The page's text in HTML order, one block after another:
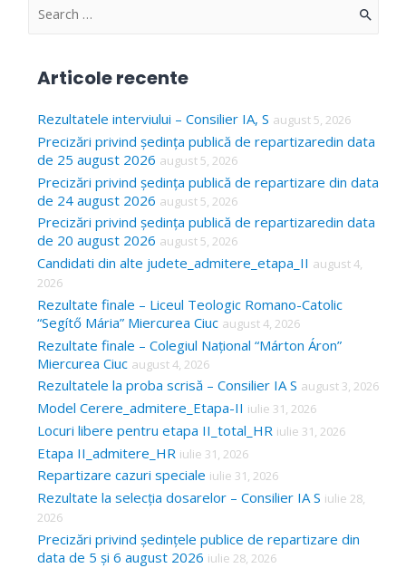
S
c
h
f
o
r
:
Articole recente
Rezultatele interviului – Consilier IA, S august 5, 2026
Precizări privind ședința publică de repartizaredin data
de 25 august 2026 august 5, 2026
Precizări privind ședința publică de repartizare din data
de 24 august 2026 august 5, 2026
Precizări privind ședința publică de repartizaredin data
de 20 august 2026 august 5, 2026
Candidati din alte judete_admitere_etapa_II august 4,
2026
Rezultate finale – Liceul Teologic Romano-Catolic
“Segítő Mária” Miercurea Ciuc august 4, 2026
Rezultate finale – Colegiul Național “Márton Áron”
Miercurea Ciuc august 4, 2026
Rezultatele la proba scrisă – Consilier IA S august 3, 2026
Model Cerere_admitere_Etapa-II iulie 31, 2026
Locuri libere pentru etapa II_total_HR iulie 31, 2026
Etapa II_admitere_HR iulie 31, 2026
Repartizare cazuri speciale iulie 31, 2026
Rezultate la selecția dosarelor – Consilier IA S iulie 28,
2026
Precizări privind ședințele publice de repartizare din
data de 5 și 6 august 2026 iulie 28, 2026